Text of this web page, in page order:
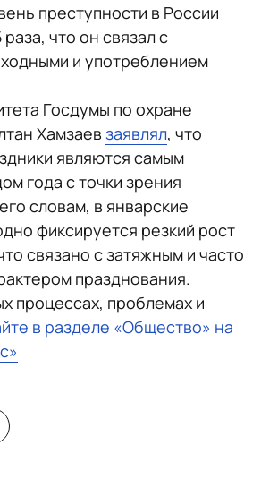
преступности в России
что он связал с
и употреблением
Госдумы по охране
Хамзаев заявлял, что
являются самым
года с точки зрения
словам, в январские
фиксируется резкий рост
связано с затяжным и часто
празднования.
процессах, проблемах и
в разделе «Общество» на